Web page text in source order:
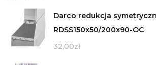
Darco redukcja
RDSS150x50/200x90-OC
32,00zł